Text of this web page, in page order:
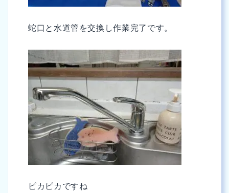
蛇口と水道管を交換し作業完了です。
ピカピカですね